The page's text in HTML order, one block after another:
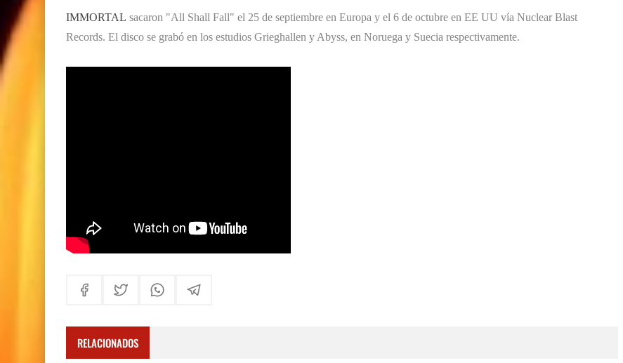
IMMORTAL sacaron "All Shall Fall" el 25 de septiembre en Europa y el 6 de octubre en EE UU vía Nuclear Blast
Records. El disco se grabó en los estudios Grieghallen y Abyss, en Noruega y Suecia respectivamente.
RELACIONADOS